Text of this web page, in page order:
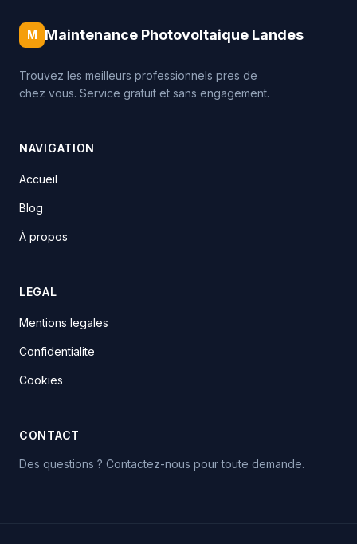
M Maintenance Photovoltaique Landes
Trouvez les meilleurs professionnels pres de
chez vous. Service gratuit et sans engagement.
NAVIGATION
Accueil
Blog
À propos
LEGAL
Mentions legales
Confidentialite
Cookies
CONTACT
Des questions ? Contactez-nous pour toute demande.